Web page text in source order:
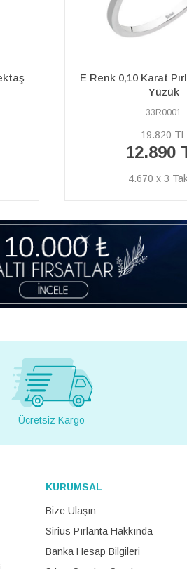
0,24 Karat Pırlanta
15R0088
48.260 TL
31.370
11.366 x 3
Ücretsiz Kargo
KURUMSAL
Bize Ulaşın
Sirius Pırlanta Hakkında
Banka Hesap Bilgileri